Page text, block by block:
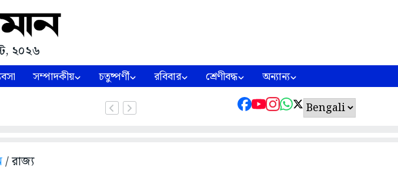
২০২৬
সম্পাদকীয় চতুষ্পর্ণী রবিবার শ্রেণীবদ্ধ অন্যান্য
/ রাজ্য